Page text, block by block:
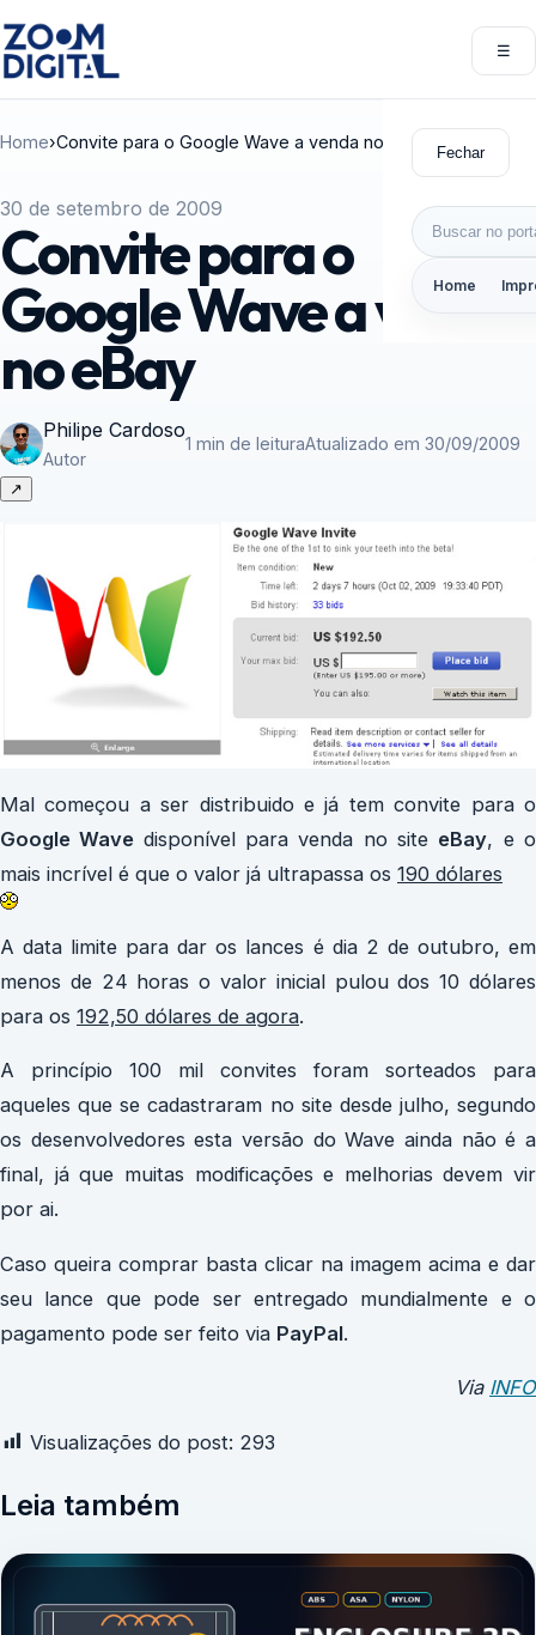
☰
Fechar
Buscar por:
Home
Home›Convite para o Google Wave a venda no eBay
30 de setembro de 2009
Convite para o
Google Wave a venda
no eBay
Philipe Cardoso
Autor
1 min de leituraAtualizado em 30/09/2009
↗
Mal começou a ser distribuido e já tem convite para o
Google Wave disponível para venda no site eBay, e o
mais incrível é que o valor já ultrapassa os 190 dólares
A data limite para dar os lances é dia 2 de outubro, em
menos de 24 horas o valor inicial pulou dos 10 dólares
para os 192,50 dólares de agora.
A princípio 100 mil convites foram sorteados para
aqueles que se cadastraram no site desde julho, segundo
os desenvolvedores esta versão do Wave ainda não é a
final, já que muitas modificações e melhorias devem vir
por ai.
Caso queira comprar basta clicar na imagem acima e dar
seu lance que pode ser entregado mundialmente e o
pagamento pode ser feito via PayPal.
Via INFO
Visualizações do post: 293
Leia também